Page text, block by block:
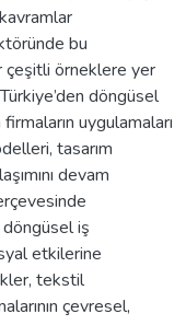
bu
çeşitli örneklere yer
döngüsel
uygulamaları
tasarım
devam
döngüsel iş
etkilerine
tekstil
çevresel,